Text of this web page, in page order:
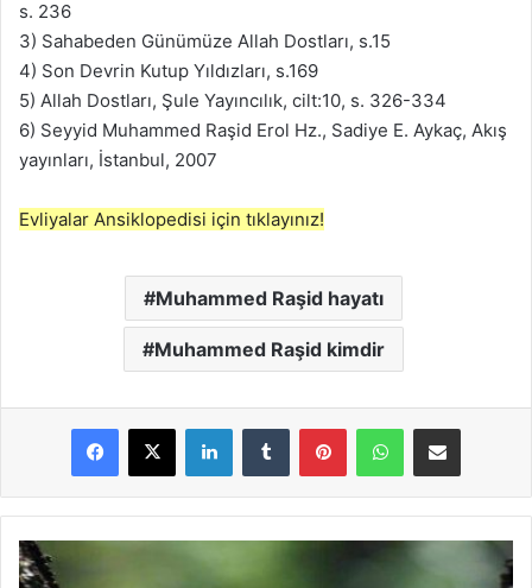
s. 236
3) Sahabeden Günümüze Allah Dostları, s.15
4) Son Devrin Kutup Yıldızları, s.169
5) Allah Dostları, Şule Yayıncılık, cilt:10, s. 326-334
6) Seyyid Muhammed Raşid Erol Hz., Sadiye E. Aykaç, Akış
yayınları, İstanbul, 2007
Evliyalar Ansiklopedisi için tıklayınız!
Muhammed Raşid hayatı
Muhammed Raşid kimdir
M
u